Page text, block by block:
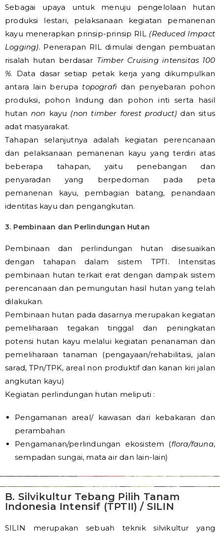
Sebagai upaya untuk menuju pengelolaan hutan
produksi lestari, pelaksanaan kegiatan pemanenan
kayu menerapkan prinsip-prinsip RIL (Reduced Impact
Logging). Penerapan RIL dimulai dengan pembuatan
risalah hutan berdasar Timber Cruising intensitas 100
%. Data dasar setiap petak kerja yang dikumpulkan
antara lain berupa topografi dan penyebaran pohon
produksi, pohon lindung dan pohon inti serta hasil
hutannon kayu (non timber forest product) dan situs
adat masyarakat.
Tahapan selanjutnya adalah kegiatan perencanaan
dan pelaksanaan pemanenan kayu yang terdiri atas
beberapa tahapan, yaitu penebangan dan
penyaradan yang berpedoman pada peta
pemanenan kayu, pembagian batang, penandaan
identitas kayu dan pengangkutan.
3. Pembinaan dan Perlindungan Hutan
Pembinaan dan perlindungan hutan disesuaikan
dengan tahapan dalam sistem TPTI. Intensitas
pembinaan hutan terkait erat dengan dampak sistem
perencanaan dan pemungutan hasil hutan yang telah
dilakukan.
Pembinaan hutan pada dasarnya merupakan kegiatan
pemeliharaan tegakan tinggal dan peningkatan
potensi hutan kayu melalui kegiatan penanaman dan
pemeliharaan tanaman (pengayaan/rehabilitasi, jalan
sarad, TPn/TPK, areal non produktif dan kanan kiri jalan
angkutan kayu)
Kegiatan perlindungan hutan meliputi :
Pengamanan areal/ kawasan dari kebakaran dan
perambahan
Pengamanan/perlindungan ekosistem (flora/fauna,
sempadan sungai, mata air dan lain-lain)
B. Silvikultur Tebang Pilih Tanam
Indonesia Intensif (TPTII) / SILIN
SILIN merupakan sebuah teknik silvikultur yang